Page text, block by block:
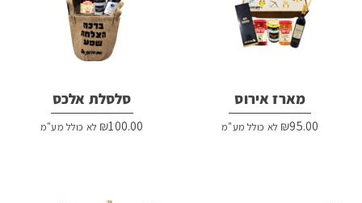
מארז אירוס
₪95.00 לא כולל מע"מ
סלסלת אלכס
₪100.00 לא כולל מע"מ